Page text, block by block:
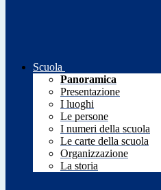
Scuola
Panoramica
Presentazione
I luoghi
Le persone
I numeri della scuola
Le carte della scuola
Organizzazione
La storia